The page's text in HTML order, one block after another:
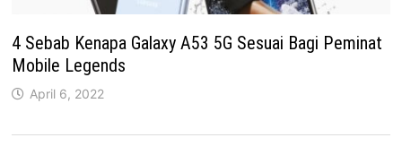
4 Sebab Kenapa Galaxy A53 5G Sesuai Bagi Peminat
Mobile Legends
April 6, 2022